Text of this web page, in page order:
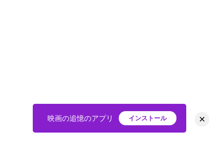
映画の追憶のアプリ インストール ×